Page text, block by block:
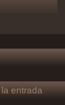
entrada